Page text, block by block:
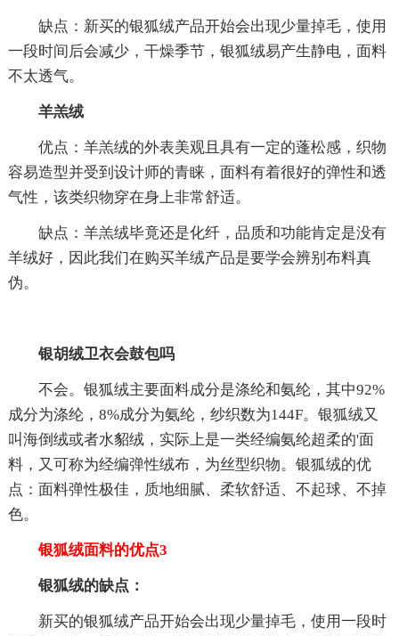
缺点：新买的银狐绒产品开始会出现少量掉毛，使用
一段时间后会减少，干燥季节，银狐绒易产生静电，面料
不太透气。
羊羔绒
优点：羊羔绒的外表美观且具有一定的蓬松感，织物
容易造型并受到设计师的青睐，面料有着很好的弹性和透
气性，该类织物穿在身上非常舒适。
缺点：羊羔绒毕竟还是化纤，品质和功能肯定是没有
羊绒好，因此我们在购买羊绒产品是要学会辨别布料真
伪。
银胡绒卫衣会鼓包吗
不会。银狐绒主要面料成分是涤纶和氨纶，其中92%
成分为涤纶，8%成分为氨纶，纱织数为144F。银狐绒又
叫海倒绒或者水貂绒，实际上是一类经编氨纶超柔的'面
料，又可称为经编弹性绒布，为丝型织物。银狐绒的优
点：面料弹性极佳，质地细腻、柔软舒适、不起球、不掉
色。
银狐绒面料的优点3
银狐绒的缺点：
新买的银狐绒产品开始会出现少量掉毛，使用一段时